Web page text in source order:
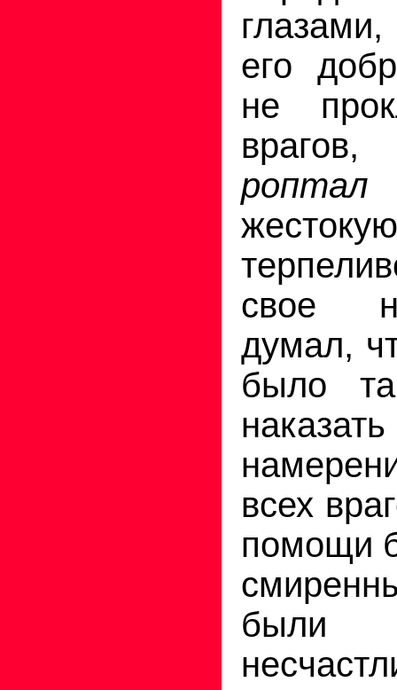
его
не
роптал
свое
думал,
было
всех
помощи
были